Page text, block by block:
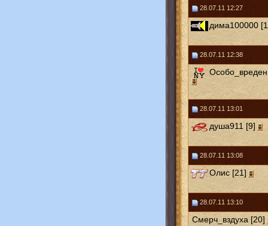
28.07.11 12:27
дима100000
28.07.11 12:38
28.07.11 13:01
душа911 [9]
28.07.11 13:08
Олис [21]
28.07.11 13:10
Смерч_вздуха [20]